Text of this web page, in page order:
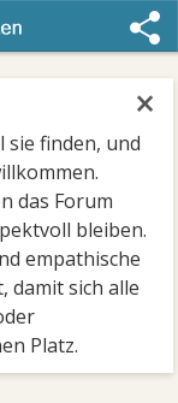
×
finden, und
das Forum
bleiben.
empathische
damit sich alle
Platz.